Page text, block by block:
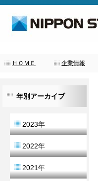
ＨＯＭＥ 企業情報
年別アーカイブ
2023年
2022年
2021年